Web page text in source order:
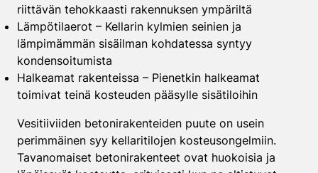
riittävän tehokkaasti rakennuksen ympäriltä
Lämpötilaerot – Kellarin kylmien seinien ja
lämpimämmän sisäilman kohdatessa syntyy
kondensoitumista
Halkeamat rakenteissa – Pienetkin halkeamat
toimivat teinä kosteuden pääsylle sisätiloihin
Vesitiiviiden betonirakenteiden puute on usein
perimmäinen syy kellaritilojen kosteusongelmiin.
Tavanomaiset betonirakenteet ovat huokoisia ja